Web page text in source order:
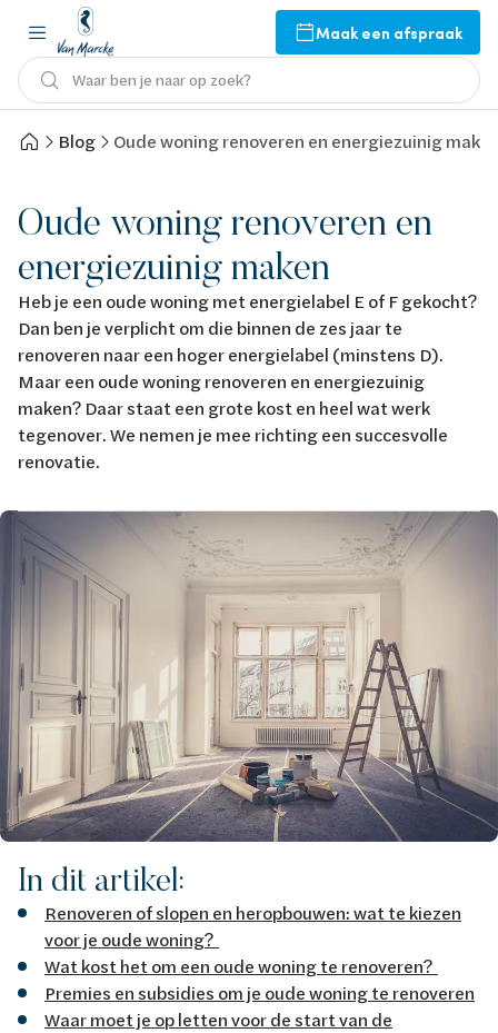
Maak een afspraak
Waar ben je naar op zoek?
Blog Oude woning renoveren en energiezuinig
Oude woning renoveren en
energiezuinig maken
Heb je een oude woning met energielabel E of F gekocht?
Dan ben je verplicht om die binnen de zes jaar te
renoveren naar een hoger energielabel (minstens D).
Maar een oude woning renoveren en energiezuinig
maken? Daar staat een grote kost en heel wat werk
tegenover. We nemen je mee richting een succesvolle
renovatie.
Afbeelding
In dit artikel:
Renoveren of slopen en heropbouwen: wat te kiezen
voor je oude woning?
Wat kost het om een oude woning te renoveren?
Premies en subsidies om je oude woning te renoveren
Waar moet je op letten voor de start van de